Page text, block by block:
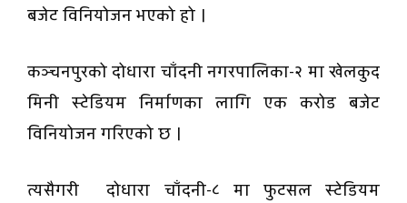
बजेट विनियोजन भएको हो ।
कञ्चनपुरको दोधारा चाँदनी नगरपालिका-२ मा खेलकुद
मिनी स्टेडियम निर्माणका लागि एक करोड बजेट
विनियोजन गरिएको छ ।
त्यसैगरी दोधारा चाँदनी-८ मा फुटसल स्टेडियम